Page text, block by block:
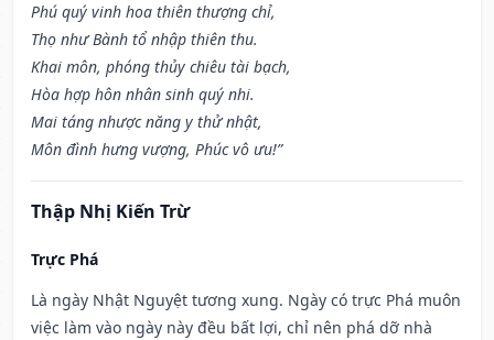
Phú quý vinh hoa thiên thượng chỉ,
Thọ như Bành tổ nhập thiên thu.
Khai môn, phóng thủy chiêu tài bạch,
Hòa hợp hôn nhân sinh quý nhi.
Mai táng nhược năng y thử nhật,
Môn đình hưng vượng, Phúc vô ưu!”
Thập Nhị Kiến Trừ
Trực Phá
Là ngày Nhật Nguyệt tương xung. Ngày có trực Phá muôn
việc làm vào ngày này đều bất lợi, chỉ nên phá dỡ nhà